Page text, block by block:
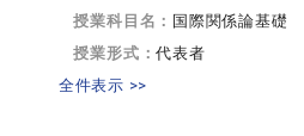
授業科目名： 国際関係論基礎
授業形式：代表者
全件表示 >>